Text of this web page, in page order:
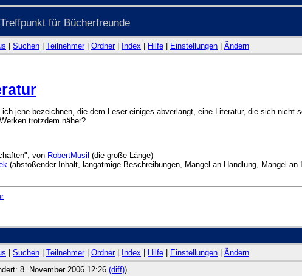
für Bücherfreunde
Suchen Teilnehmer| Ordner| Index Hilfe Einstellungen Ändern
jene bezeichnen, die dem Leser einiges abverlangt, eine Literatur, die sich
trotzdem näher?
von RobertMusil (die große Länge)
(abstoßender Inhalt, langatmige Beschreibungen, Mangel an Handlung, Mangel
Suchen Teilnehmer| Ordner| Index Hilfe Einstellungen
Ändern
8. November 2006 12:26 (diff))